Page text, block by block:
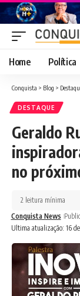
Home Política
Conquista > Blog >
DESTAQUE
Geraldo
no
Ultima atualização: 16
Conquista News
2 leitura mínima